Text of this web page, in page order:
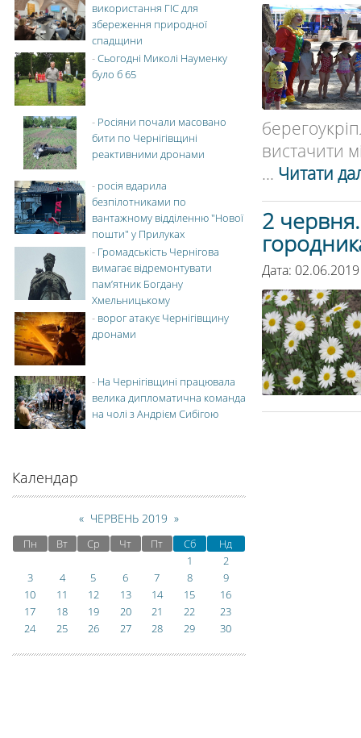
вистачити
... Читати
2
Дата:
використання ГІС для
збереження природної
спадщини
-Сьогодні Миколі Науменку
було б 65
- Росіяни почали масовано
бити по Чернігівщині
реактивними дронами
- росія вдарила
безпілотниками по
вантажному відділенню "Нової
пошти" у Прилуках
- Громадськість Чернігова
вимагає відремонтувати
пам’ятник Богдану
Хмельницькому
- ворог атакує Чернігівщину
дронами
- На Чернігівщині працювала
велика дипломатична команда
на чолі з Андрієм Сибігою
Календар
« ЧЕРВЕНЬ 2019 »
Пн Вт Ср Чт Пт Сб
Нд
1
2
3
4 5 6 7 8
9
10
11 12 13 14 15
16
17
18 19 20 21 22
23
24
25 26 27 28 29 30